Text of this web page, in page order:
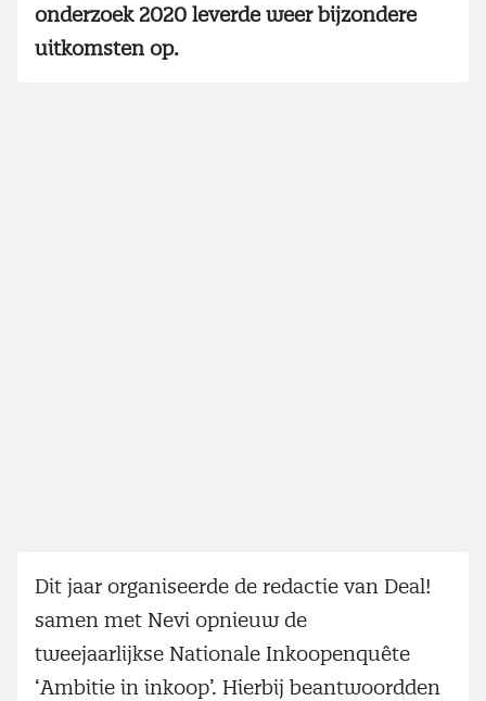
onderzoek 2020 leverde weer bijzondere
uitkomsten op.
Dit jaar organiseerde de redactie van Deal!
samen met Nevi opnieuw de
tweejaarlijkse Nationale Inkoopenquête
‘Ambitie in inkoop’. Hierbij beantwoordden